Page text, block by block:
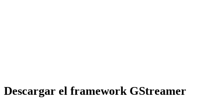
Descargar el framework GStreamer